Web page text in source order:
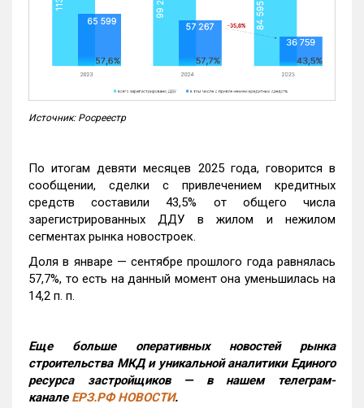
Источник: Росреестр
По итогам девяти месяцев 2025 года, говорится в
сообщении, сделки с привлечением кредитных
средств составили 43,5% от общего числа
зарегистрированных ДДУ в жилом и нежилом
сегментах рынка новостроек.
Доля в январе — сентябре прошлого года равнялась
57,7%, то есть на данный момент она уменьшилась на
14,2 п. п.
Еще больше оперативных новостей рынка
строительства МКД и уникальной аналитики Единого
ресурса застройщиков — в нашем телеграм-
канале ЕРЗ.РФ НОВОСТИ.